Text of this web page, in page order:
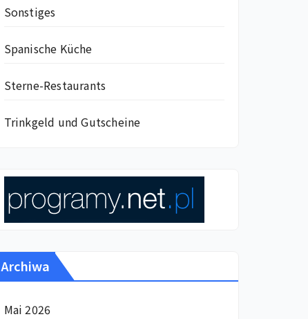
Sonstiges
Spanische Küche
Sterne-Restaurants
Trinkgeld und Gutscheine
Archiwa
Mai 2026